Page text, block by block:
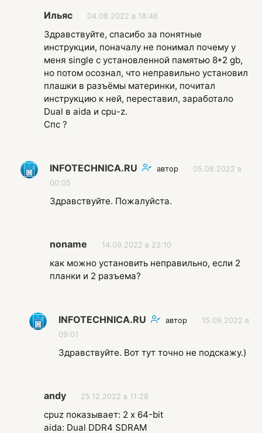
Ильяс 04.08.2022 в 18:46
Здравствуйте, спасибо за понятные
инструкции, поначалу не понимал почему у
меня single с установленной памятью 8*2 gb,
но потом осознал, что неправильно установил
плашки в разъёмы материнки, почитал
инструкцию к ней, переставил, заработало
Dual в aida и cpu-z.
Спс ?
INFOTECHNICA.RU автор
05.08.2022 в
00:05
Здравствуйте. Пожалуйста.
noname 14.09.2022 в 22:10
как можно установить неправильно, если 2
планки и 2 разъема?
INFOTECHNICA.RU автор
15.09.2022 в
09:01
Здравствуйте. Вот тут точно не подскажу.)
andy 25.12.2022 в 11:28
cpuz показывает: 2 х 64-bit
aida: Dual DDR4 SDRAM